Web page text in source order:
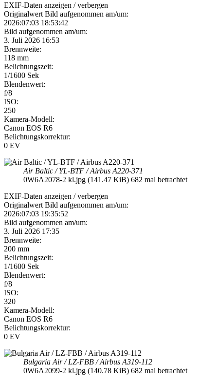
EXIF-Daten anzeigen / verbergen
Originalwert Bild aufgenommen am/um:
2026:07:03 18:53:42
Bild aufgenommen am/um:
3. Juli 2026 16:53
Brennweite:
118 mm
Belichtungszeit:
1/1600 Sek
Blendenwert:
f/8
ISO:
250
Kamera-Modell:
Canon EOS R6
Belichtungskorrektur:
0 EV
Air Baltic / YL-BTF / Airbus A220-371
0W6A2078-2 kl.jpg (141.47 KiB) 682 mal betrachtet
EXIF-Daten anzeigen / verbergen
Originalwert Bild aufgenommen am/um:
2026:07:03 19:35:52
Bild aufgenommen am/um:
3. Juli 2026 17:35
Brennweite:
200 mm
Belichtungszeit:
1/1600 Sek
Blendenwert:
f/8
ISO:
320
Kamera-Modell:
Canon EOS R6
Belichtungskorrektur:
0 EV
Bulgaria Air / LZ-FBB / Airbus A319-112
0W6A2099-2 kl.jpg (140.78 KiB) 682 mal betrachtet